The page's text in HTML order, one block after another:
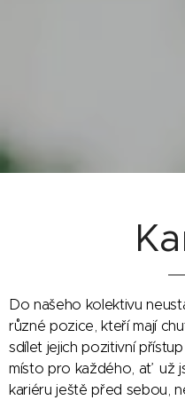
Do našeho kolektivu
různé pozice, kteří mají
sdílet jejich pozitivní
místo pro každého, ať už
kariéru ještě před sebou,